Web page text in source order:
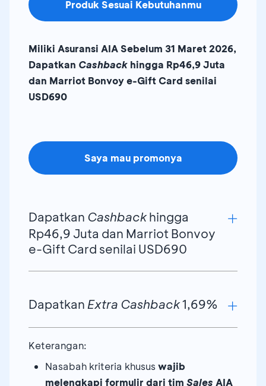
Produk Sesuai Kebutuhanmu
Miliki Asuransi AIA Sebelum 31 Maret 2026,
Dapatkan Cashback hingga Rp46,9 Juta
dan Marriot Bonvoy e-Gift Card senilai
USD690
Saya mau promonya
Dapatkan Cashbackhingga
Rp46,9 Juta dan Marriot Bonvoy
e-Gift Card senilai USD690
Premi
Tahunan
Value Protection
Dapatkan Extra Cashback1,69%
Selain promo
mendapatkanExtra Cashback1,69%
dengan ketentuan sebagai berikut:
Keterangan:
Nasabah kriteria khusus wajib
melengkapi formulir dari tim Sales AIA